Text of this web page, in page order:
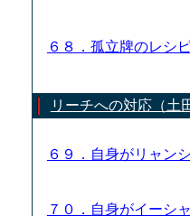
６８．孤立牌のレシ
リーチへの対応（土
６９．自身がリャン
７０．自身がイーシ